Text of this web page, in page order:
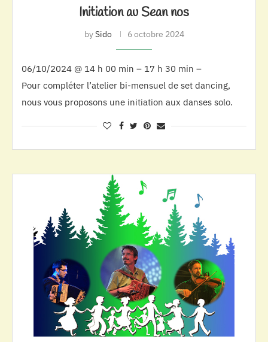
Initiation au Sean nos
bySido 6 octobre 2024
06/10/2024 @ 14 h 00 min – 17 h 30 min –
Pour compléter l’atelier bi-mensuel de set dancing,
nous vous proposons une initiation aux danses solo.